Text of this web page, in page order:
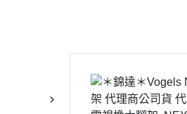
▹SAMPO｜聲寶
▹PANASONIC｜
▹BOSCH｜博世
▹LG｜樂金
▹Blueair
▹濾網配件